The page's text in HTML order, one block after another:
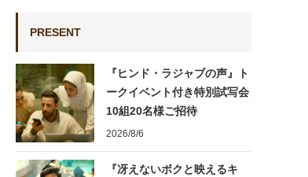
PRESENT
『ヒンド・ラジャブの声』ト
ークイベント付き特別試写会
10組20名様ご招待
2026/8/6
『冴えないボクと映えるキ